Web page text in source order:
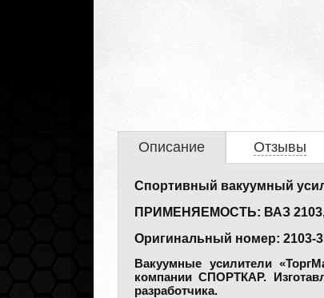
Описание Отзывы
Спортивный вакуумный
ПРИМЕНЯЕМОСТЬ: ВАЗ 2103,
Оригинальный номер: 2103-
Вакуумные усилители
компании СПОРТКАР.
разработчика.